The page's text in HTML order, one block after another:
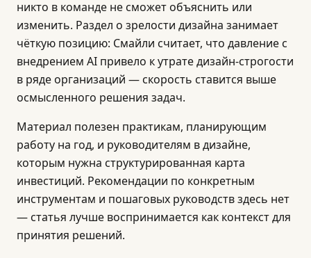
никто в команде не сможет объяснить или
изменить. Раздел о зрелости дизайна занимает
чёткую позицию: Смайли считает, что давление с
внедрением AI привело к утрате дизайн-строгости
в ряде организаций — скорость ставится выше
осмысленного решения задач.
Материал полезен практикам, планирующим
работу на год, и руководителям в дизайне,
которым нужна структурированная карта
инвестиций. Рекомендации по конкретным
инструментам и пошаговых руководств здесь нет
— статья лучше воспринимается как контекст для
принятия решений.